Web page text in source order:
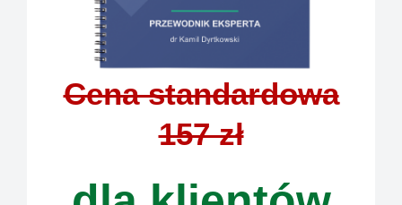
Cena standardowa
157 zł